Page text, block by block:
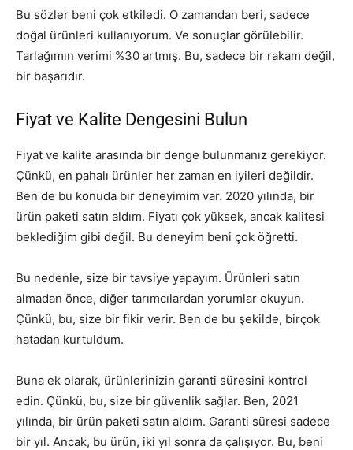
Bu sözler beni çok etkiledi. O zamandan beri, sadece
doğal ürünleri kullanıyorum. Ve sonuçlar görülebilir.
Tarlağımın verimi %30 artmış. Bu, sadece bir rakam değil,
bir başarıdır.
Fiyat ve Kalite Dengesini Bulun
Fiyat ve kalite arasında bir denge bulunmanız gerekiyor.
Çünkü, en pahalı ürünler her zaman en iyileri değildir.
Ben de bu konuda bir deneyimim var. 2020 yılında, bir
ürün paketi satın aldım. Fiyatı çok yüksek, ancak kalitesi
beklediğim gibi değil. Bu deneyim beni çok öğretti.
Bu nedenle, size bir tavsiye yapayım. Ürünleri satın
almadan önce, diğer tarımcılardan yorumlar okuyun.
Çünkü, bu, size bir fikir verir. Ben de bu şekilde, birçok
hatadan kurtuldum.
Buna ek olarak, ürünlerinizin garanti süresini kontrol
edin. Çünkü, bu, size bir güvenlik sağlar. Ben, 2021
yılında, bir ürün paketi satın aldım. Garanti süresi sadece
bir yıl. Ancak, bu ürün, iki yıl sonra da çalışıyor. Bu, beni